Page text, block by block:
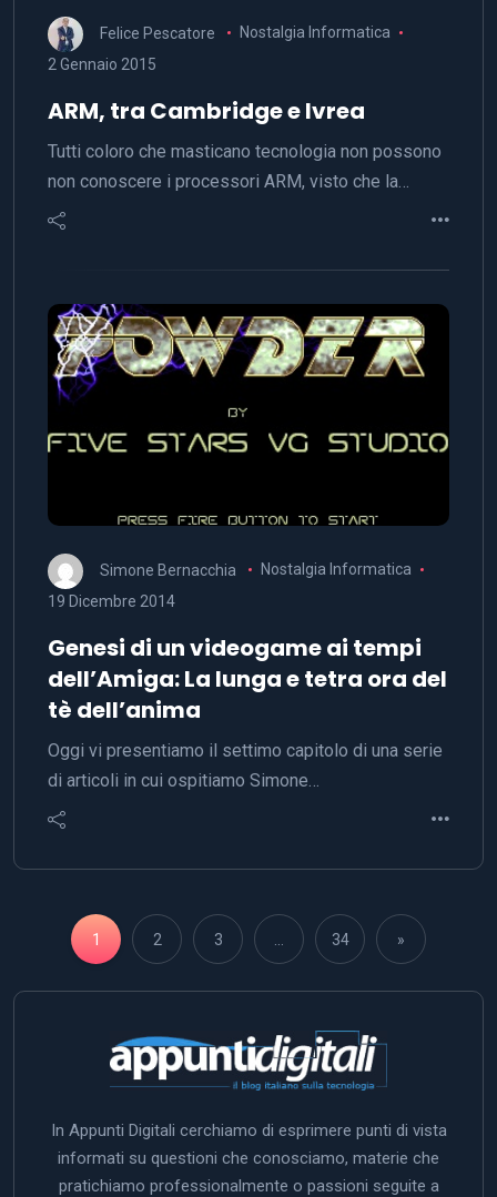
Felice Pescatore
Nostalgia Informatica
2 Gennaio 2015
ARM, tra Cambridge e Ivrea
Tutti coloro che masticano tecnologia non possono
non conoscere i processori ARM, visto che la…
Simone Bernacchia
Nostalgia Informatica
19 Dicembre 2014
Genesi di un videogame ai tempi
dell’Amiga: La lunga e tetra ora del
tè dell’anima
Oggi vi presentiamo il settimo capitolo di una serie
di articoli in cui ospitiamo Simone…
1 2 3 34 »
In Appunti Digitali cerchiamo di esprimere punti di vista
informati su questioni che conosciamo, materie che
pratichiamo professionalmente o passioni seguite a